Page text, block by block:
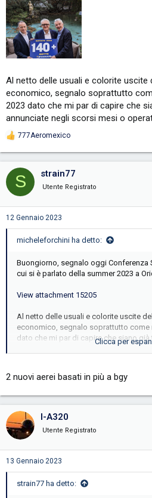
Al netto delle usuali e colorite uscite
economico, segnalo soprattutto
2023 dato che mi par di capire che
annunciate negli scorsi mesi o
R
t
i
n
s
777Aeromexico
S strain77
Utente Registrato
12 Gennaio 2023
micheleforchini ha detto:
Buongiorno, segnalo oggi Conferenza
cui si è parlato della summer 2023 a
View attachment 15205
Al netto delle usuali e colorite uscite
economico, segnalo soprattutto come
dato che mi par di capire che siano
scorsi mesi o operative già dall'attuale
Clicca per
2 nuovi aerei basati in più a bgy
I-A320
Utente Registrato
13 Gennaio 2023
strain77 ha detto: